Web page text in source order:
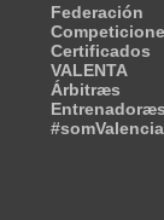
Federación
Certificados
VALENTA
Árbitræs
Entrenadoræs